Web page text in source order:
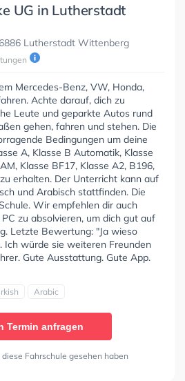
UG in Lutherstadt
Lutherstadt Wittenberg
Mercedes-Benz, VW, Honda,
Achte darauf, dich zu
Leute und geparkte Autos rund
gehen, fahren und stehen. Die
Bedingungen um deine
A, Klasse B Automatik, Klasse
Klasse BF17, Klasse A2, B196,
erhalten. Der Unterricht kann auf
und Arabisch stattfinden. Die
Wir empfehlen dir auch
zu absolvieren, um dich gut auf
Letzte Bewertung: "Ja wieso
Ich würde sie weiteren Freunden
Gute Ausstattung. Gute App.
Arabic
Termin anfragen
Fahrschule gesehen haben